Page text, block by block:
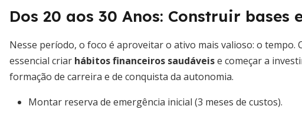
Dos 20 aos 30 Anos: Construir bases
Nesse período, o foco é aproveitar o ativo mais valioso: o tempo.
essencial criar hábitos financeiros saudáveise começar a
formação de carreira e de conquista da autonomia.
Montar reserva de emergência inicial (3 meses de custos).